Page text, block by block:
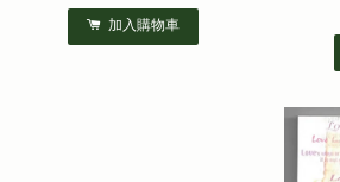
加入購物車